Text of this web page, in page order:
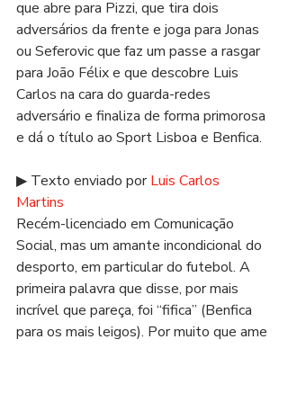
que abre para Pizzi, que tira dois
adversários da frente e joga para Jonas
ou Seferovic que faz um passe a rasgar
para João Félix e que descobre Luis
Carlos na cara do guarda-redes
adversário e finaliza de forma primorosa
e dá o título ao Sport Lisboa e Benfica.
▶ Texto enviado por Luis Carlos
Martins
Recém-licenciado em Comunicação
Social, mas um amante incondicional do
desporto, em particular do futebol. A
primeira palavra que disse, por mais
incrível que pareça, foi “fifica” (Benfica
para os mais leigos). Por muito que ame